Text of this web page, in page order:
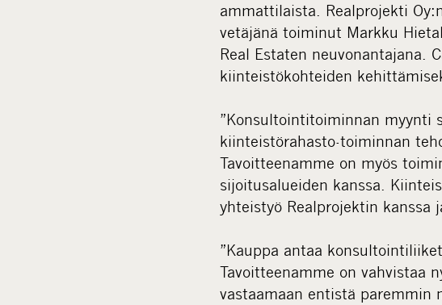
ammattilaista. Realprojekti
vetäjänä toiminut Markku
Real Estaten neuvonantajana.
kiinteistökohteiden
”Konsultointitoiminnan myynti
kiinteistörahasto-toiminnan
Tavoitteenamme on myös
sijoitusalueiden kanssa.
yhteistyö Realprojektin kanssa
”Kauppa antaa
Tavoitteenamme on vahvistaa
vastaamaan entistä paremmin